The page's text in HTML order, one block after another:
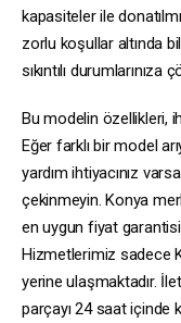
kapasiteler ile
zorlu koşullar altında
sıkıntılı
Bu modelin özellikleri,
Eğer farklı bir model
yardım ihtiyacınız
çekinmeyin. Konya
en uygun fiyat
Hizmetlerimiz sadece
yerine ulaşmaktadır.
parçayı 24 saat içinde